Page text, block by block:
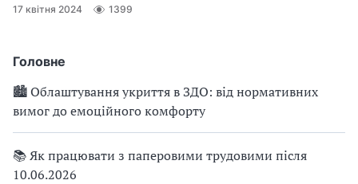
Головне
🏙 Облаштування укриття в ЗДО: від нормативних
вимог до емоційного комфорту
📚 Як працювати з паперовими трудовими після
10.06.2026
17 квітня 2024 1399